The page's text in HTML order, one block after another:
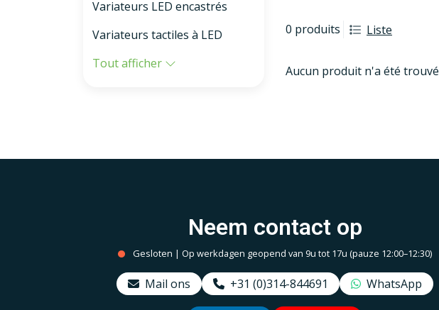
0 produits Liste
Aucun produit n'a été trouvé
Variateurs LED encastrés
Variateurs tactiles à LED
Tout afficher
Neem contact op
Gesloten | Op werkdagen geopend van 9u tot 17u (pauze 12:00–12:30)
Mail ons +31 (0)314-844691 WhatsApp